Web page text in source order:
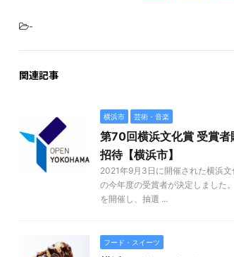
-
関連記事
横浜市 芸術・音楽
第70回横浜文化賞 受賞
招待【横浜市】
2021年9月3日に開催された横浜
の今年度の受賞者が決定しました
を開催し、抽選 ...
フード・スイーツ